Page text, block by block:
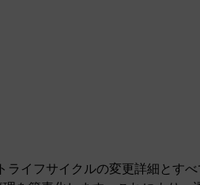
イフサイクルの変更詳細とす